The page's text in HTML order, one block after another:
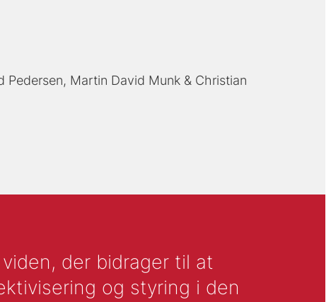
Pedersen Martin David Munk
Christian
der bidrager til at
og styring i den